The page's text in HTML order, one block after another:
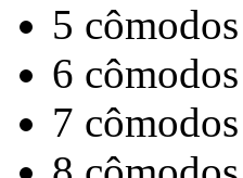
5 cômodos
6 cômodos
7 cômodos